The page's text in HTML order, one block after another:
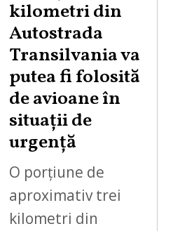
T
8
kilometri din
Autostrada
Transilvania va
putea fi folosită
de avioane în
situații de
urgență
O porțiune de
aproximativ trei
kilometri din